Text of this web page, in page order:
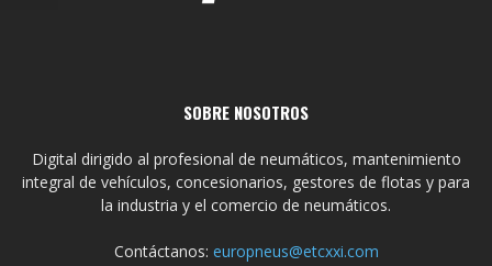
SOBRE NOSOTROS
Digital dirigido al profesional de neumáticos, mantenimiento
integral de vehículos, concesionarios, gestores de flotas y para
la industria y el comercio de neumáticos.
Contáctanos: europneus@etcxxi.com